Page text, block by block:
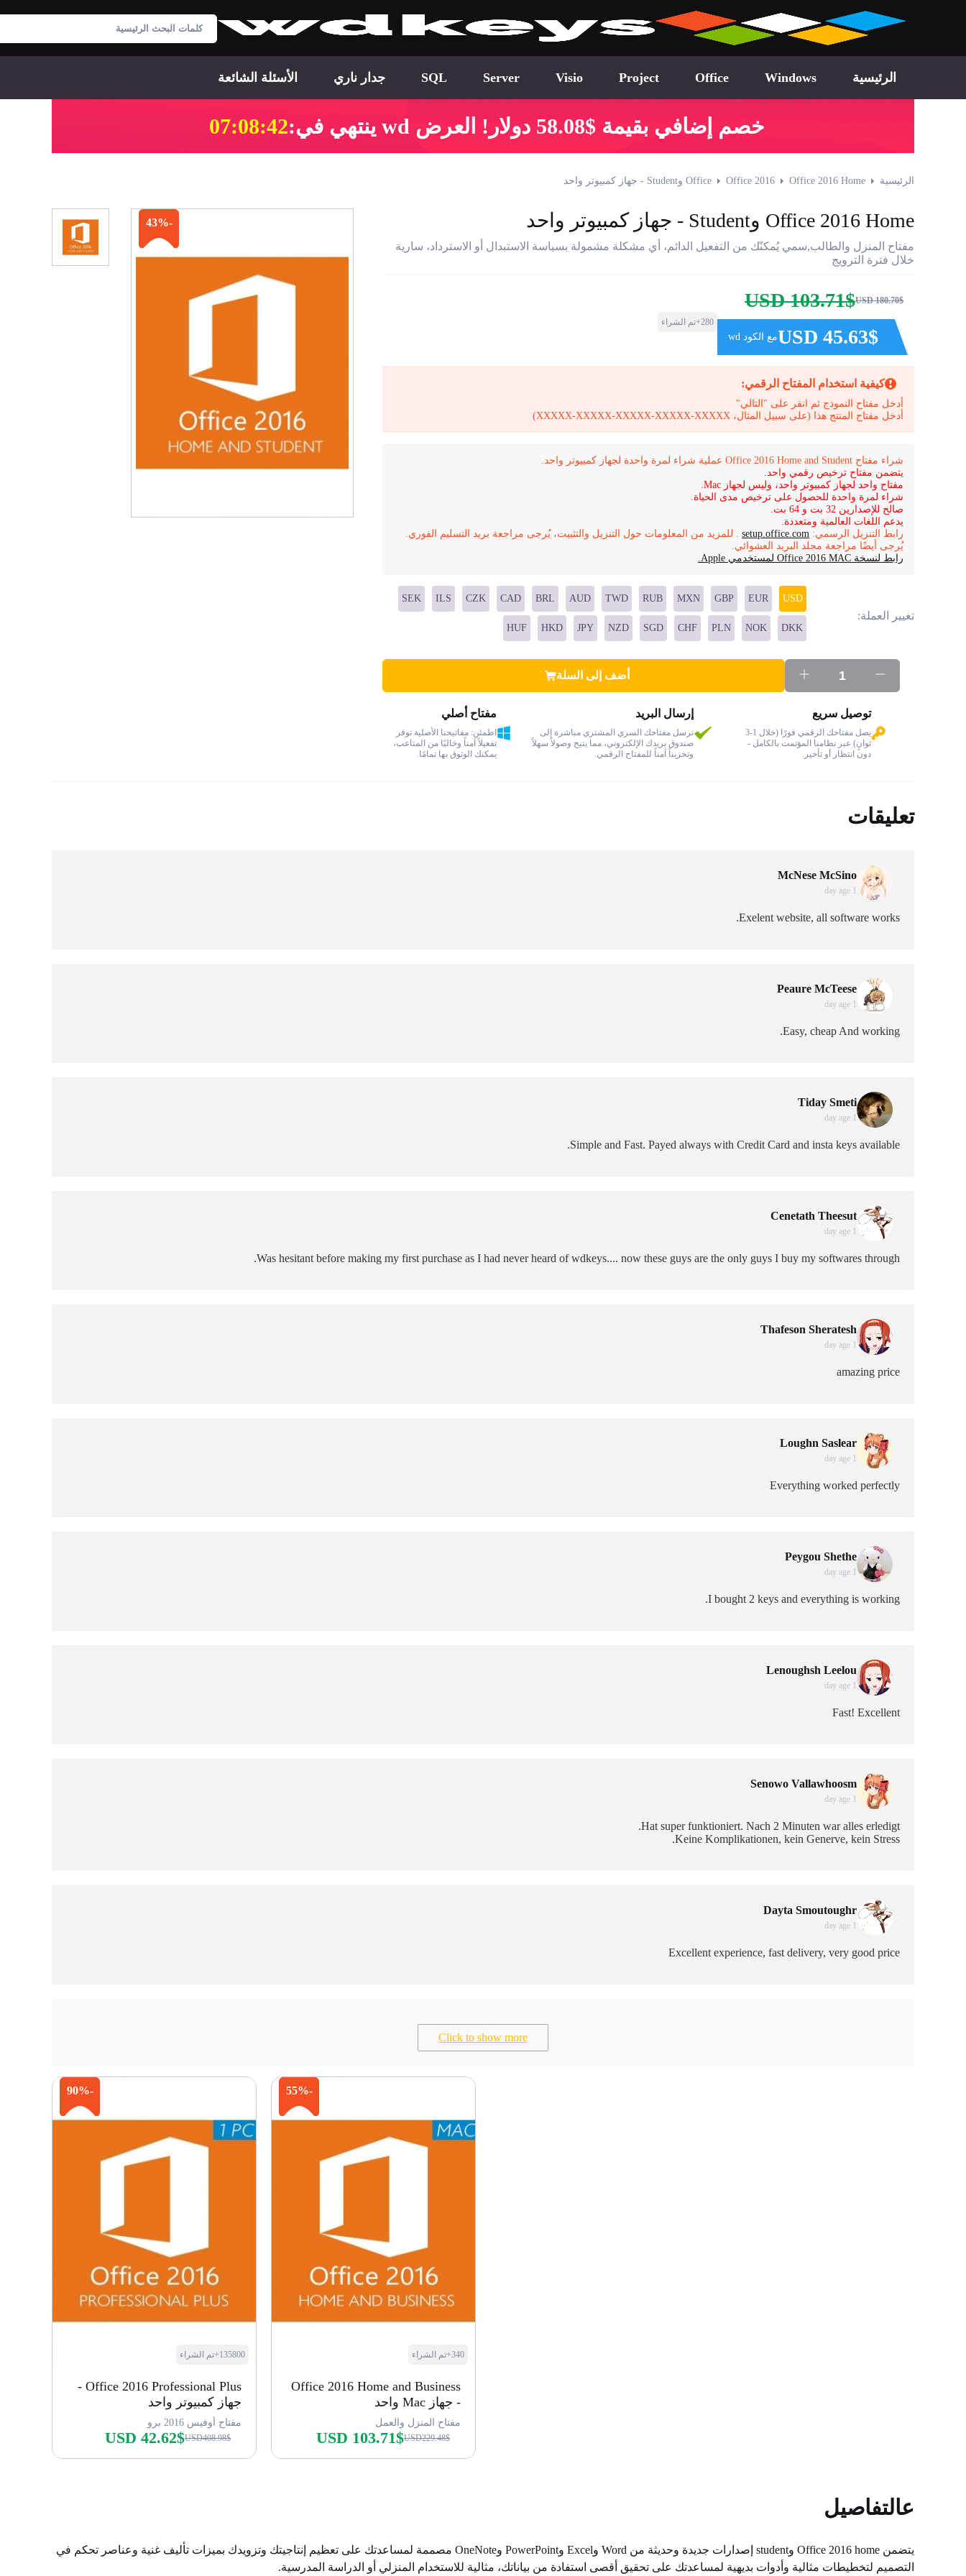
الرئيسية Windows
Office
Project
Visio
Server
SQL جدار ناري الأسئلة الشائعة
خصم إضافي بقيمة $58.08 دولار! العرض wd ينتهي في: 07:08:41
الرئيسية Office Office 2016 Office 2016 Home وStudent - جهاز كمبيوتر واحد
-43% Office 2016 Home وStudent - جهاز كمبيوتر واحد
مفتاح المنزل والطالب,سمي يُمكنّك من التفعيل الدائم، أي مشكلة مشمولة بسياسة الاستبدال أو الاسترداد، سارية
خلال فترة الترويج
USD 180.70$
USD 103.71$
USD 45.63$مع الكود wd
280+تم الشراء
كيفية استخدام المفتاح الرقمي:
أدخل مفتاح النموذج ثم انقر على "التالي"
أدخل مفتاح المنتج هذا (على سبيل المثال، XXXXX-XXXXX-XXXXX-XXXXX-XXXXX)
شراء مفتاح Office 2016 Home and Student عملية شراء لمرة واحدة لجهاز كمبيوتر واحد.
يتضمن مفتاح ترخيص رقمي واحد.
مفتاح واحد لجهاز كمبيوتر واحد، وليس لجهاز Mac.
شراء لمرة واحدة للحصول على ترخيص مدى الحياة.
صالح للإصدارين 32 بت و 64 بت.
يدعم اللغات العالمية ومتعددة.
رابط التنزيل الرسمي: setup.office.com . للمزيد من المعلومات حول التنزيل والتثبيت، يُرجى مراجعة بريد التسليم الفوري.
يُرجى أيضًا مراجعة مجلد البريد العشوائي.
رابط لنسخة Office 2016 MAC لمستخدمي Apple.
تغيير العملة:
USD
EUR
GBP
MXN
RUB
TWD
AUD
BRL
CAD
CZK
ILS
SEK
DKK
NOK
PLN
CHF
SGD
NZD
JPY
HKD
HUF
أضف إلى السلة
توصيل سريع
يصل مفتاحك الرقمي فورًا (خلال 1-3
ثوانٍ) عبر نظامنا المؤتمت بالكامل -
دون انتظار أو تأخير.
إرسال البريد
نرسل مفتاحك السري المشتري مباشرة إلى
صندوق بريدك الإلكتروني، مما يتيح وصولاً سهلاً
وتخزيناً آمناً للمفتاح الرقمي.
مفتاح أصلي
اطمئن: مفاتيحنا الأصلية توفر
تفعيلاً آمناً وخاليًا من المتاعب،
يمكنك الوثوق بها تمامًا.
تعليقات
McNese McSino
1 day age
Exelent website, all software works.
Peaure McTeese
1 day age
Easy, cheap And working.
Tiday Smeti
1 day age
Simple and Fast. Payed always with Credit Card and insta keys available.
Cenetath Theesut
1 day age
Was hesitant before making my first purchase as I had never heard of wdkeys.... now these guys are the only guys I buy my softwares through.
Thafeson Sheratesh
1 day age
amazing price
Loughn Saslear
1 day age
Everything worked perfectly
Peygou Shethe
1 day age
I bought 2 keys and everything is working.
Lenoughsh Leelou
1 day age
Fast! Excellent
Senowo Vallawhoosm
1 day age
Hat super funktioniert. Nach 2 Minuten war alles erledigt.
Keine Komplikationen, kein Generve, kein Stress.
Dayta Smoutoughr
1 day age
Excellent experience, fast delivery, very good price
Click to show more
-90%
135800+تم الشراء
Office 2016 Professional Plus -
جهاز كمبيوتر واحد
مفتاح أوفيس 2016 برو
USD408.98$
USD 42.62$
-55%
340+تم الشراء
Office 2016 Home and Business
- جهاز Mac واحد
مفتاح المنزل والعمل
USD229.48$
USD 103.71$
عالتفاصيل
يتضمن Office 2016 home وstudent إصدارات جديدة وحديثة من Word وExcel وPowerPoint وOneNote مصممة لمساعدتك على تعظيم إنتاجيتك وتزويدك بميزات تأليف غنية وعناصر تحكم في
التصميم لتخطيطات مثالية وأدوات بديهية لمساعدتك على تحقيق أقصى استفادة من بياناتك، مثالية للاستخدام المنزلي أو الدراسة المدرسية.